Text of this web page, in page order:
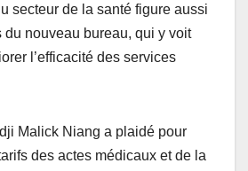
secteur de la santé figure aussi
du nouveau bureau, qui y voit
l’efficacité des services
Malick Niang a plaidé pour
des actes médicaux et de la